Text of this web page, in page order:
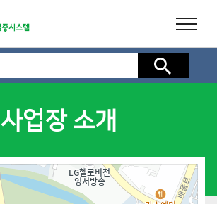
검색
사업장 소개